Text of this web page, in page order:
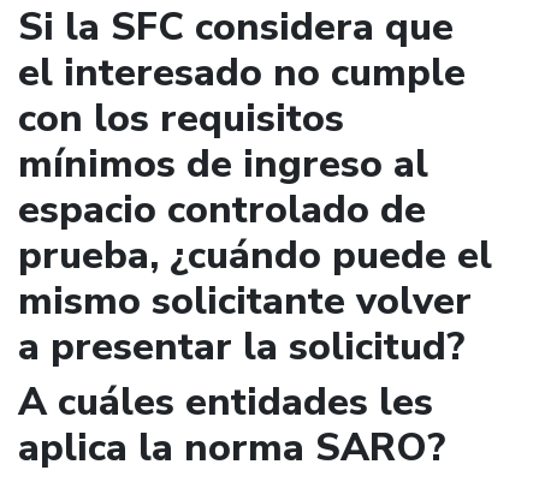
Si la SFC considera que
el interesado no cumple
con los requisitos
mínimos de ingreso al
espacio controlado de
prueba, ¿cuándo puede el
mismo solicitante volver
a presentar la solicitud?
A cuáles entidades les
aplica la norma SARO?